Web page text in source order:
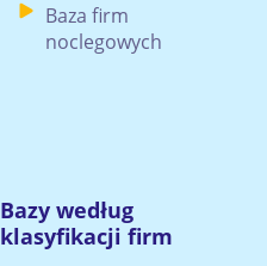
Baza firm
noclegowych
Bazy według
klasyfikacji firm